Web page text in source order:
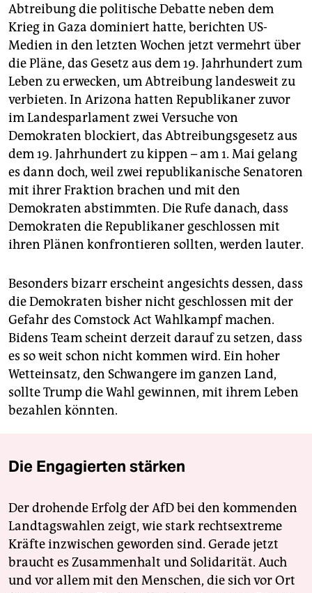
Abtreibung die politische Debatte neben dem
Krieg in Gaza dominiert hatte, berichten US-
Medien in den letzten Wochen jetzt vermehrt über
die Pläne, das Gesetz aus dem 19. Jahrhundert zum
Leben zu erwecken, um Abtreibung landesweit zu
verbieten. In Arizona hatten Republikaner zuvor
im Landesparlament zwei Versuche von
Demokraten blockiert, das Abtreibungsgesetz aus
dem 19. Jahrhundert zu kippen – am 1. Mai gelang
es dann doch, weil zwei republikanische Senatoren
mit ihrer Fraktion brachen und mit den
Demokraten abstimmten. Die Rufe danach, dass
Demokraten die Republikaner geschlossen mit
ihren Plänen konfrontieren sollten, werden lauter.
Besonders bizarr erscheint angesichts dessen, dass
die Demokraten bisher nicht geschlossen mit der
Gefahr des Comstock Act Wahlkampf machen.
Bidens Team scheint derzeit darauf zu setzen, dass
es so weit schon nicht kommen wird. Ein hoher
Wetteinsatz, den Schwangere im ganzen Land,
sollte Trump die Wahl gewinnen, mit ihrem ­Leben
bezahlen könnten.
Die Engagierten stärken
Der drohende Erfolg der AfD bei den kommenden
Landtagswahlen zeigt, wie stark rechtsextreme
Kräfte inzwischen geworden sind. Gerade jetzt
braucht es Zusammenhalt und Solidarität. Auch
und vor allem mit den Menschen, die sich vor Ort